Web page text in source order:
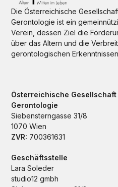
Die Österreichische
Gerontologie ist ein
Verein, dessen Ziel die
über das Altern und die
gerontologischen
Österreichische
Gerontologie
Siebensterngasse 31/8
1070 Wien
ZVR: 700361631
Geschäftsstelle
Lara Soleder
studio12 gmbh